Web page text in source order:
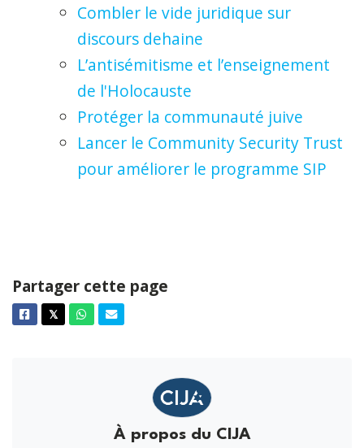
Combler le vide juridique sur
discours dehaine
L’antisémitisme et l’enseignement
de l'Holocauste
Protéger la communauté juive
Lancer le Community Security Trust
pour améliorer le programme SIP
Partager cette page
Facebook
𝕏TwitterWhatsappCourriel
À propos du CIJA